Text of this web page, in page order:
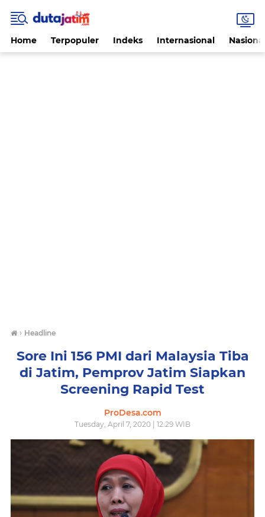
Home Terpopuler Indeks Internasional
› Headline
Sore Ini 156 PMI dari Malaysia Tiba
di Jatim, Pemprov Jatim Siapkan
Screening Rapid Test
ProDesa.com
Tuesday, April 7, 2020 | 12:29 WIB